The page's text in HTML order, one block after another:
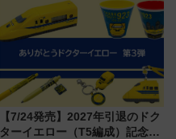
【7/24発売】2027年引退のドク
ターイエロー（T5編成）記念グ